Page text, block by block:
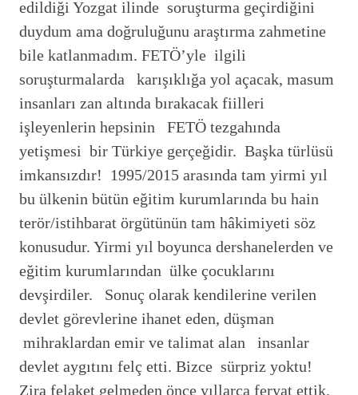
edildiği Yozgat ilinde soruşturma geçirdiğini
duydum ama doğruluğunu araştırma zahmetine
bile katlanmadım. FETÖ’yle ilgili
soruşturmalarda karışıklığa yol açacak, masum
insanları zan altında bırakacak fiilleri
işleyenlerin hepsinin FETÖ tezgahında
yetişmesi bir Türkiye gerçeğidir. Başka türlüsü
imkansızdır! 1995/2015 arasında tam yirmi yıl
bu ülkenin bütün eğitim kurumlarında bu hain
terör/istihbarat örgütünün tam hâkimiyeti söz
konusudur. Yirmi yıl boyunca dershanelerden ve
eğitim kurumlarından ülke çocuklarını
devşirdiler. Sonuç olarak kendilerine verilen
devlet görevlerine ihanet eden, düşman
mihraklardan emir ve talimat alan insanlar
devlet aygıtını felç etti. Bizce sürpriz yoktu!
Zira felaket gelmeden önce yıllarca feryat ettik,